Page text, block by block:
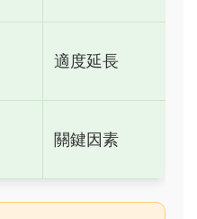
適度延長
關鍵因素